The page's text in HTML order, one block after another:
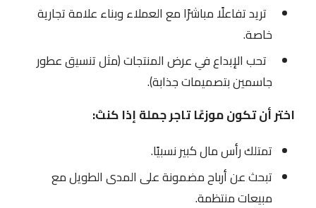
تريد تفاعلًا مباشرًا مع العملاء وبناء علامة تجارية
خاصة.
تحب الإبداع في عرض المنتجات (مثل تنسيق عطور
جاسمين بتصميمات جذابة).
اختر أن تكون موزعًا تاجر جملة إذا كنتَ:
تمتلك رأس مال كبير نسبيًا.
تبحث عن أرباح مضمونة على المدى الطويل مع
مبيعات منتظمة.